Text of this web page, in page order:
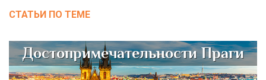
СТАТЬИ ПО ТЕМЕ
Достопримечательности Праги